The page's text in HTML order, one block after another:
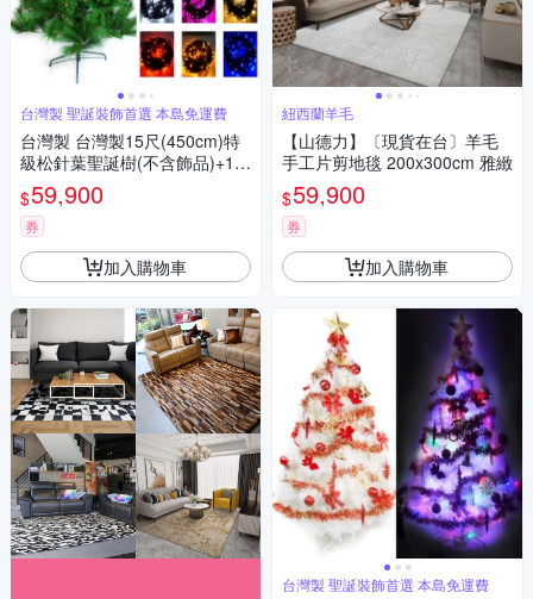
台灣製 聖誕裝飾首選 本島免運費
台灣製 台灣製15尺(450cm)特
級松針葉聖誕樹(不含飾品)+10
0燈LED燈9串 本島免運費
$59,900
券
加入購物車
紐西蘭羊毛
【山德力】〔現貨在台〕羊毛
手工片剪地毯 200x300cm 雅緻
$59,900
券
加入購物車
台灣製 聖誕裝飾首選 本島免運費